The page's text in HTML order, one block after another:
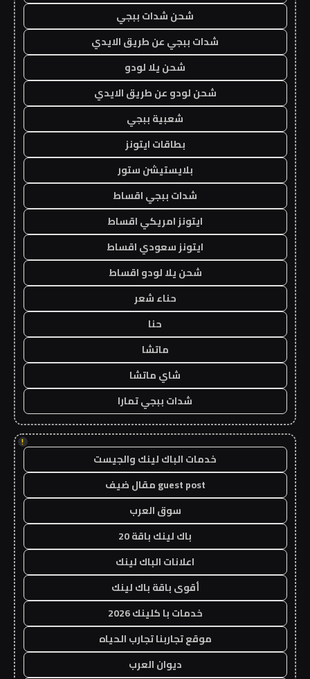
شحن شدات ببجي
شدات ببجي عن طريق الايدي
شحن يلا لودو
شحن لودو عن طريق الايدي
شعبية ببجي
بطاقات ايتونز
بلايستيشن ستور
شدات ببجي اقساط
ايتونز امريكي اقساط
ايتونز سعودي اقساط
شحن يلا لودو اقساط
حناء شعر
حنا
ماتشا
شاي ماتشا
شدات ببجي تمارا
!
خدمات الباك لينك والجيست
guest post مقال ضيف
سوق العرب
باك لينك باقة 20
اعلانات الباك لينك
أقوى باقة باك لينك
خدمات با كلينك 2026
موقع تجاربنا تجارب الحياه
ديوان العرب